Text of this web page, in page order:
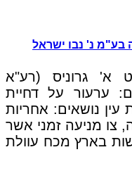
בע"מ נ' נבו ישראל
א' גרוניס (רע"א
– 24.8.2010 תחום: ערעור על דחיית
נושאים: אחריות
צו מניעה זמני אשר
בארץ מכח עוולת